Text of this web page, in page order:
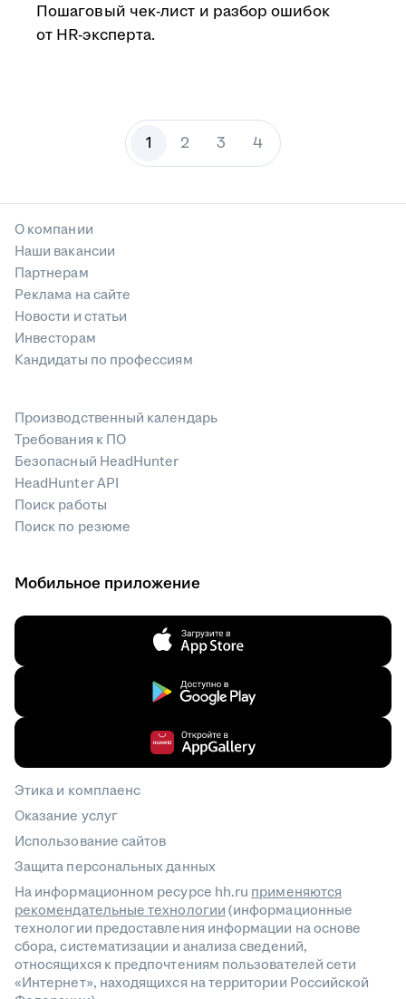
Пошаговый чек-лист и разбор ошибок
от HR-эксперта.
1 2 3 4
О компании
Наши вакансии
Партнерам
Реклама на сайте
Новости и статьи
Инвесторам
Кандидаты по профессиям
Производственный календарь
Требования к ПО
Безопасный HeadHunter
HeadHunter API
Поиск работы
Поиск по резюме
Мобильное приложение
Этика и комплаенс
Оказание услуг
Использование сайтов
Защита персональных данных
На информационном ресурсе hh.ru применяются
рекомендательные технологии(информационные
технологии предоставления информации на основе
сбора, систематизации и анализа сведений,
относящихся к предпочтениям пользователей сети
«Интернет», находящихся на территории Российской